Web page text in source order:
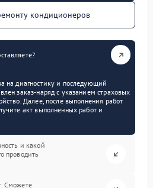
кондиционеров
на диагностику и последующий
заказ-наряд с указанием страховых
Далее, после выполнения работ
акт выполненных работ и
и какой
проводить
Сможете